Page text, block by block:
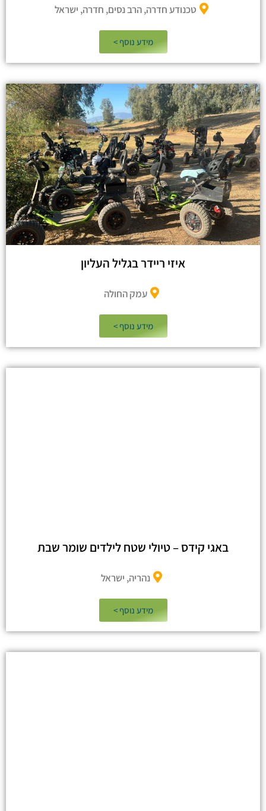
טכנודע חדרה, הרב נסים, חדרה, ישראל
מידע נוסף >​
איזי ריידר בגליל העליון
עמק החולה
מידע נוסף >​
באגי קידס – טיולי שטח לילדים שומר שבת
נהריה, ישראל
מידע נוסף >​